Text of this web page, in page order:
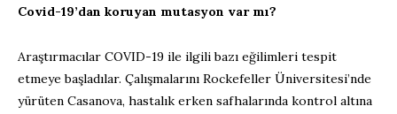
Covid-19’dan koruyan mutasyon var mı?
Araştırmacılar COVID-19 ile ilgili bazı eğilimleri tespit
etmeye başladılar. Çalışmalarını Rockefeller Üniversitesi’nde
yürüten Casanova, hastalık erken safhalarında kontrol altına